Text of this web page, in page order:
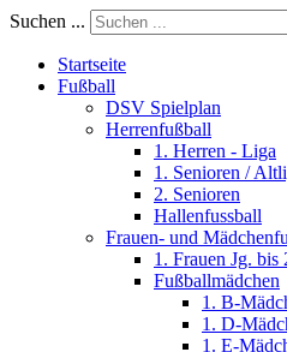
Suchen ...
Startseite
Fußball
DSV Spielplan
Herrenfußball
1. Herren - Liga
1. Senioren /
2. Senioren
Hallenfussball
Frauen- und
1. Frauen Jg. bis
Fußballmädchen
1. B-
1. D-
1. E-